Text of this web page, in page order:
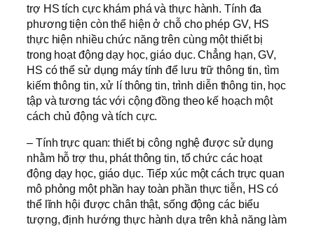
trợ HS tích cực khám phá và thực hành. Tính đa
phương tiện còn thể hiện ở chỗ cho phép GV, HS
thực hiện nhiều chức năng trên cùng một thiết bị
trong hoạt động dạy học, giáo dục. Chẳng hạn, GV,
HS có thể sử dụng máy tính để lưu trữ thông tin, tìm
kiếm thông tin, xử lí thông tin, trình diễn thông tin, học
tập và tương tác với cộng đồng theo kế hoạch một
cách chủ động và tích cực.
– Tính trực quan: thiết bị công nghệ được sử dụng
nhằm hỗ trợ thu, phát thông tin, tổ chức các hoạt
động dạy học, giáo dục. Tiếp xúc một cách trực quan
mô phỏng một phần hay toàn phần thực tiễn, HS có
thể lĩnh hội được chân thật, sống động các biểu
tượng, định hướng thực hành dựa trên khả năng làm